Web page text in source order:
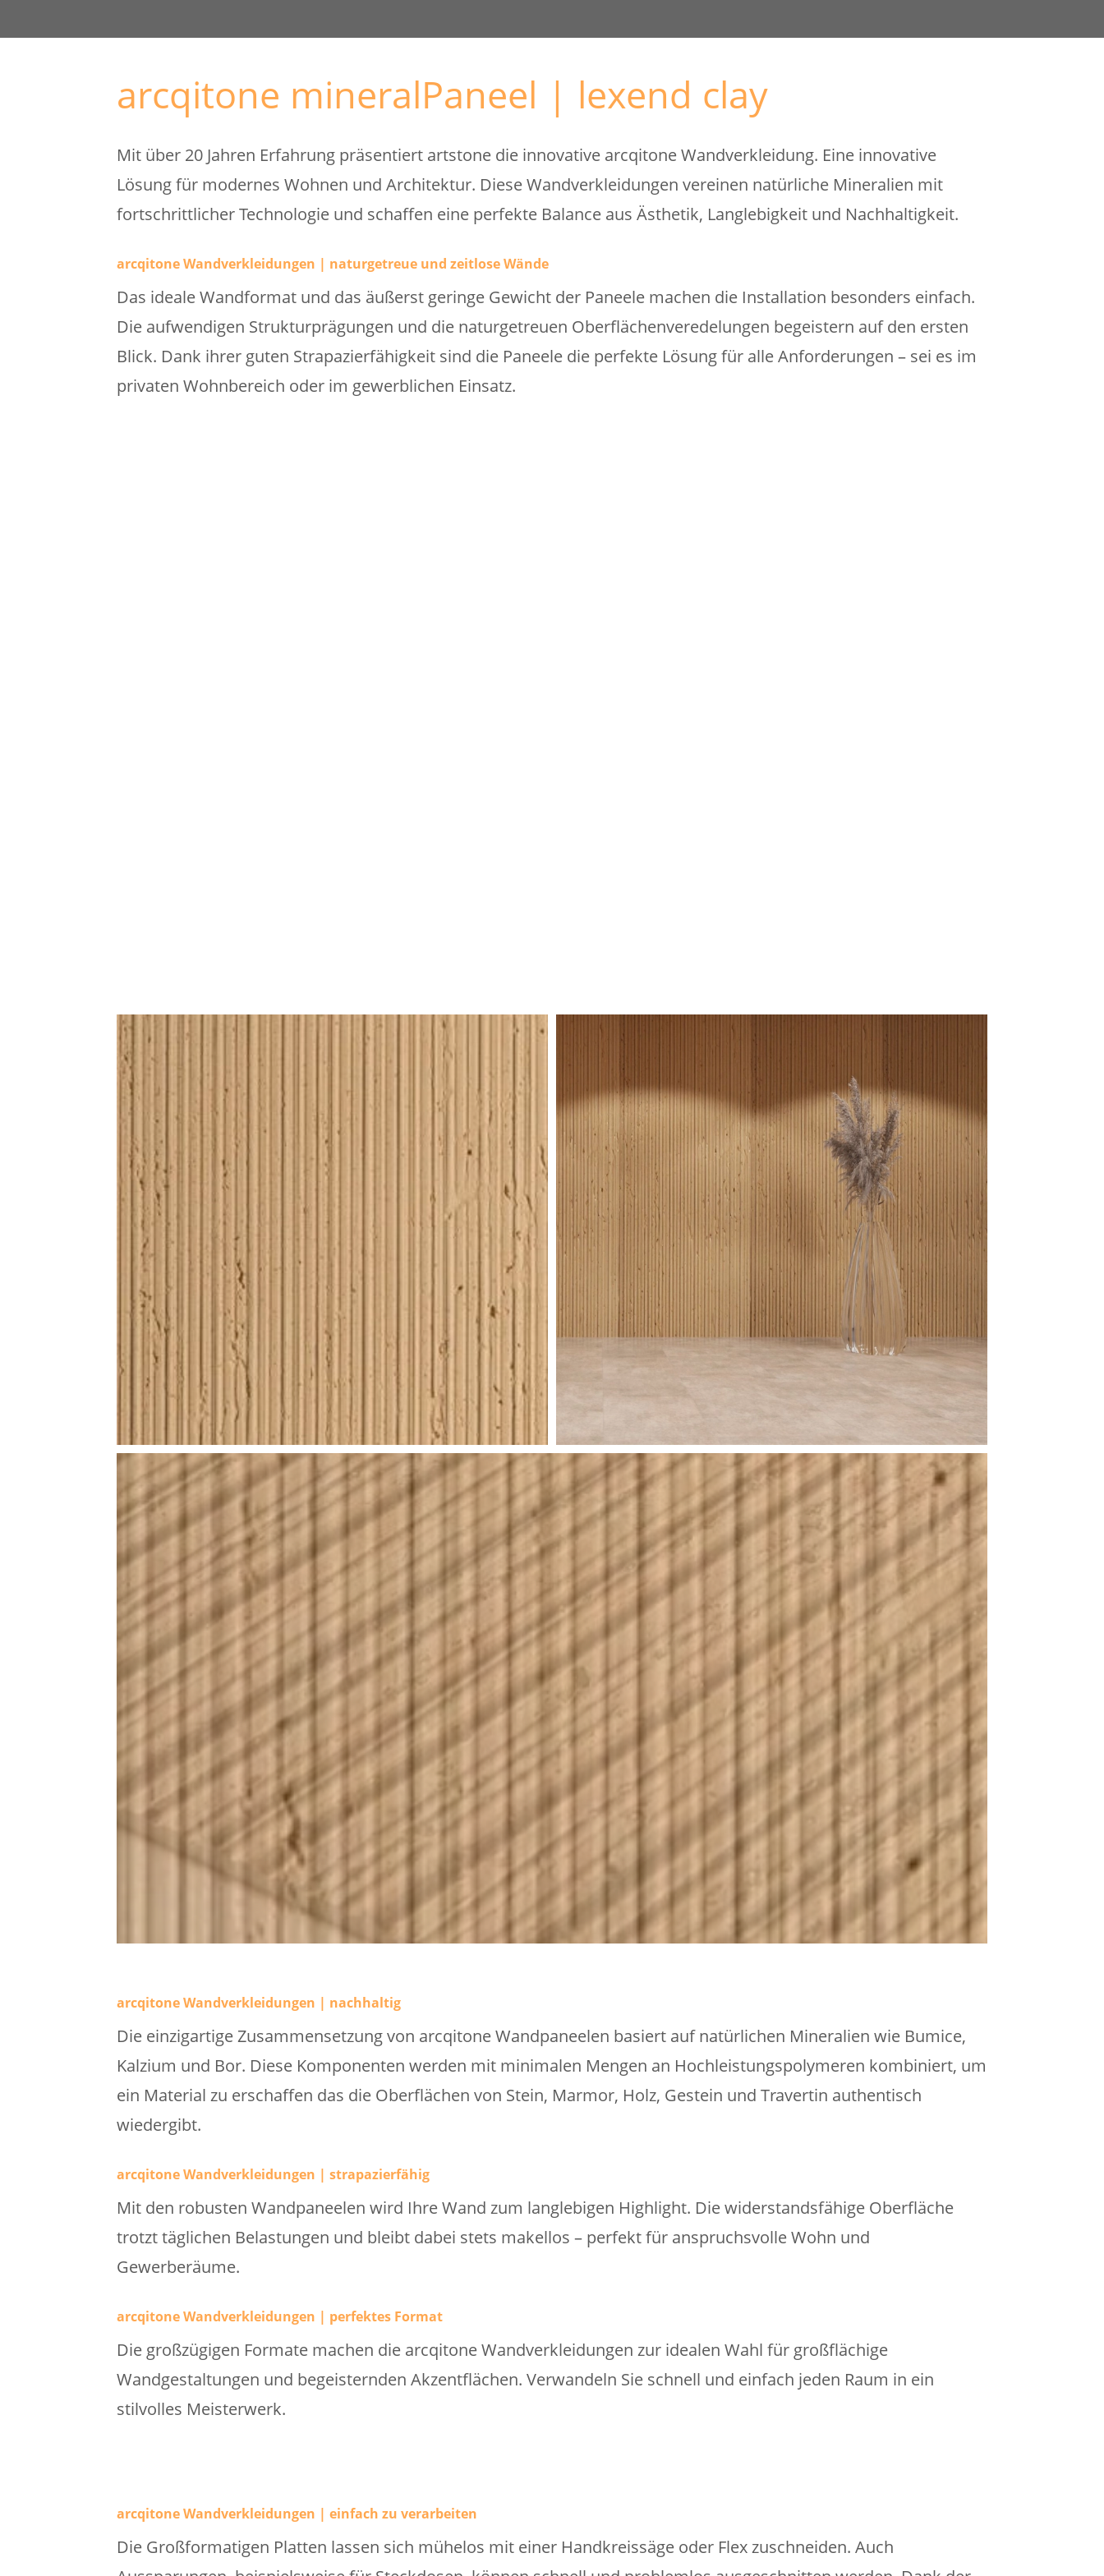
arcqitone mineralPaneel | lexend clay
Mit über 20 Jahren Erfahrung präsentiert artstone die innovative arcqitone Wandverkleidung. Eine innovative
Lösung für modernes Wohnen und Architektur. Diese Wandverkleidungen vereinen natürliche Mineralien mit
fortschrittlicher Technologie und schaffen eine perfekte Balance aus Ästhetik, Langlebigkeit und Nachhaltigkeit.
arcqitone Wandverkleidungen | naturgetreue und zeitlose Wände
Das ideale Wandformat und das äußerst geringe Gewicht der Paneele machen die Installation besonders einfach.
Die aufwendigen Strukturprägungen und die naturgetreuen Oberflächenveredelungen begeistern auf den ersten
Blick. Dank ihrer guten Strapazierfähigkeit sind die Paneele die perfekte Lösung für alle Anforderungen – sei es im
privaten Wohnbereich oder im gewerblichen Einsatz.
arcqitone Wandverkleidungen | nachhaltig
Die einzigartige Zusammensetzung von arcqitone Wandpaneelen basiert auf natürlichen Mineralien wie Bumice,
Kalzium und Bor. Diese Komponenten werden mit minimalen Mengen an Hochleistungspolymeren kombiniert, um
ein Material zu erschaffen das die Oberflächen von Stein, Marmor, Holz, Gestein und Travertin authentisch
wiedergibt.
arcqitone Wandverkleidungen | strapazierfähig
Mit den robusten Wandpaneelen wird Ihre Wand zum langlebigen Highlight. Die widerstandsfähige Oberfläche
trotzt täglichen Belastungen und bleibt dabei stets makellos – perfekt für anspruchsvolle Wohn und
Gewerberäume.
arcqitone Wandverkleidungen | perfektes Format
Die großzügigen Formate machen die arcqitone Wandverkleidungen zur idealen Wahl für großflächige
Wandgestaltungen und begeisternden Akzentflächen. Verwandeln Sie schnell und einfach jeden Raum in ein
stilvolles Meisterwerk.
arcqitone Wandverkleidungen | einfach zu verarbeiten
Die Großformatigen Platten lassen sich mühelos mit einer Handkreissäge oder Flex zuschneiden. Auch